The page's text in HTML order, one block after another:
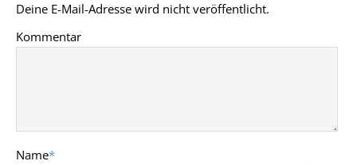
Deine E-Mail-Adresse wird nicht veröffentlicht.
Kommentar
Name*